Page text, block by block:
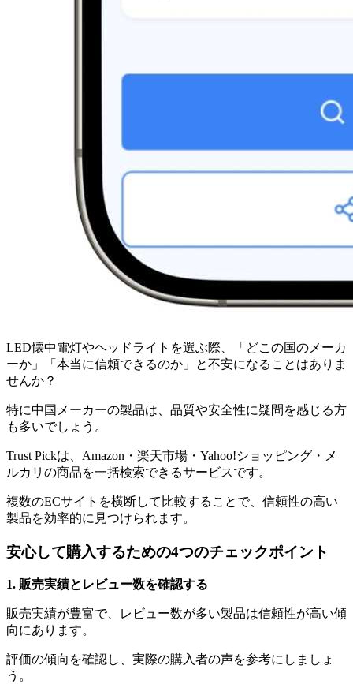
LED懐中電灯やヘッドライトを選ぶ際、「どこの国のメーカ
ーか」「本当に信頼できるのか」と不安になることはありま
せんか？
特に中国メーカーの製品は、品質や安全性に疑問を感じる方
も多いでしょう。
Trust Pickは、Amazon・楽天市場・Yahoo!ショッピング・メ
ルカリの商品を一括検索できるサービスです。
複数のECサイトを横断して比較することで、信頼性の高い
製品を効率的に見つけられます。
安心して購入するための4つのチェックポイント
1. 販売実績とレビュー数を確認する
販売実績が豊富で、レビュー数が多い製品は信頼性が高い傾
向にあります。
評価の傾向を確認し、実際の購入者の声を参考にしましょ
う。